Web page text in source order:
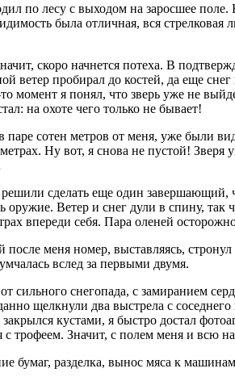
по лесу с выходом на заросшее
была отличная, вся
скоро начнется потеха. В
ветер пробирал до костей, да еще
момент я понял, что зверь уже не
на охоте чего только не бывает!
паре сотен метров от меня, уже были
Ну вот, я снова не пустой! Зверя
сделать еще один завершающий,
оружие. Ветер и снег дули в спину, так
впереди себя. Пара оленей
меня номер, выставляясь,
вслед за первыми двумя.
сильного снегопада, с замиранием
щелкнули два выстрела с
кустами, я быстро достал
с трофеем. Значит, с полем меня и всю
бумаг, разделка, вынос мяса к